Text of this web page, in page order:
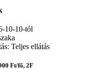
10-10-tól
Teljes ellátás
Ft/fő, 2F